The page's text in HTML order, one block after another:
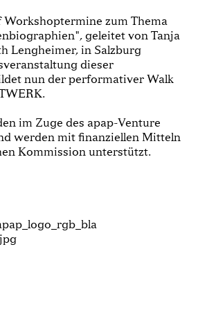
zum Thema
geleitet von Tanja
Lengheimer, in Salzburg
dieser
nun der performativer Walk
im Zuge des apap-Venture
werden mit finanziellen Mitteln
Kommission unterstützt.